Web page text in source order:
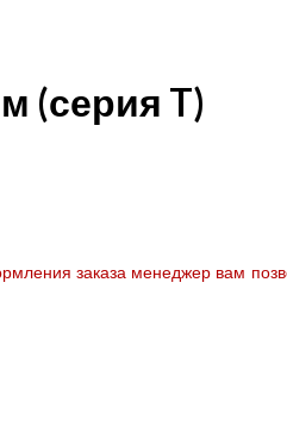
(серия T)
заказа менеджер вам